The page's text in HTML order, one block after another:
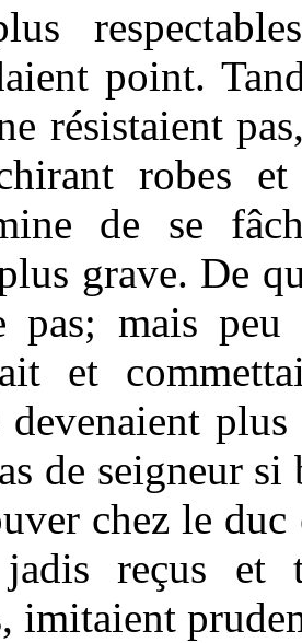
point.
résistaient
robes
de se
grave. De
pas; mais
et
de seigneur
chez le
jadis reçus et
imitaient